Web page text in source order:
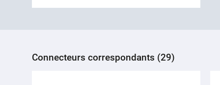
Connecteurs correspondants (29)